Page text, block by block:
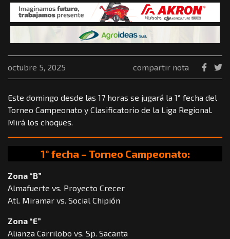
octubre 5, 2025 compartir nota
Este domingo desde las 17 horas se jugará la 1° fecha del
Torneo Campeonato y Clasificatorio de la Liga Regional.
Mirá los choques.
1° fecha – Torneo Campeonato:
Zona “B”
Almafuerte vs. Proyecto Crecer
Atl. Miramar vs. Social Chipión
Zona “E”
Alianza Carrilobo vs. Sp. Sacanta